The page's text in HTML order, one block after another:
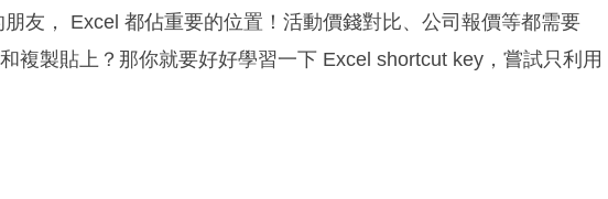
友， Excel 都佔重要的位置！活動價錢對比、公司報價等都需要
複製貼上？那你就要好好學習一下 Excel shortcut key，嘗試只利用